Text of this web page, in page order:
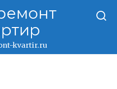
kvartir.ru